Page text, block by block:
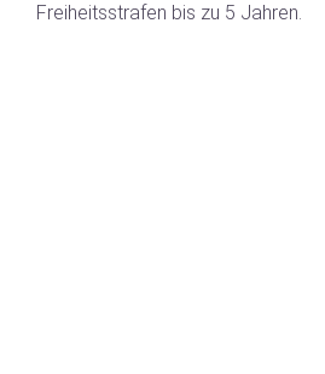
Freiheitsstrafen bis zu 5 Jahren.